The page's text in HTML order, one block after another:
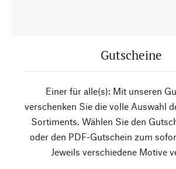
Gutscheine
Einer für alle(s): Mit unseren
verschenken Sie die volle Auswahl
Sortiments. Wählen Sie den
oder den PDF-Gutschein zum
Jeweils verschiedene Motive